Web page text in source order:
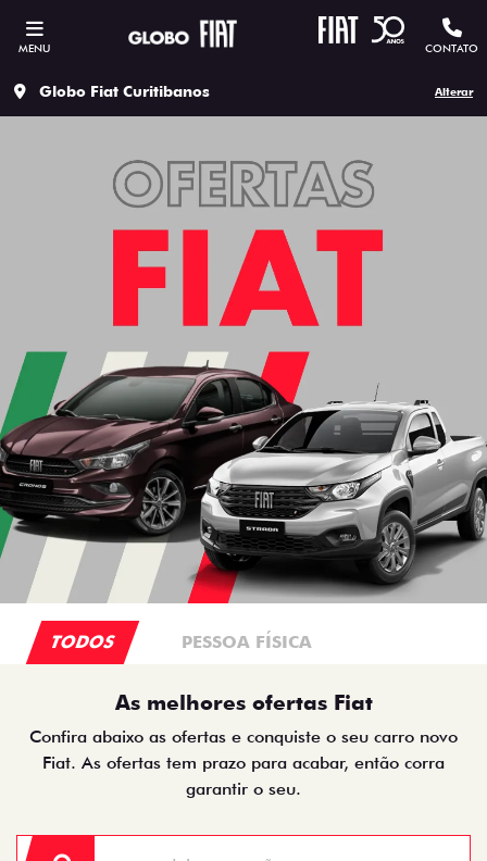
MENU CONTATO
Globo Fiat Curitibanos Alterar
TODOS PESSOA FÍSICA
As melhores ofertas Fiat
Confira abaixo as ofertas e conquiste o seu carro novo
Fiat. As ofertas tem prazo para acabar, então corra
garantir o seu.